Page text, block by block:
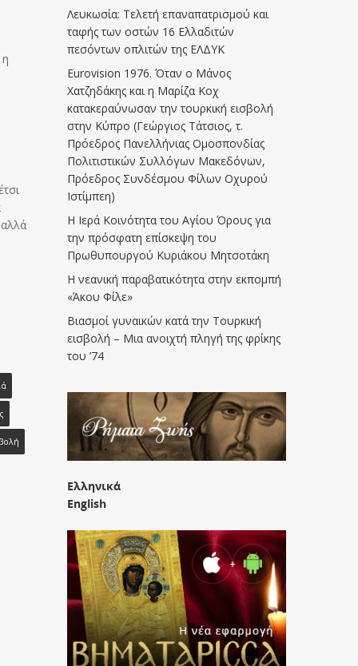
Λευκωσία: Τελετή επαναπατρισμού και
ταφής των οστών 16 Ελλαδιτών
πεσόντων οπλιτών της ΕΛΔΥΚ
Eurovision 1976. Όταν ο Μάνος
Χατζηδάκης και η Μαρίζα Κοχ
κατακεραύνωσαν την τουρκική εισβολή
στην Κύπρο (Γεώργιος Τάτσιος, τ.
Πρόεδρος Πανελλήνιας Ομοσπονδίας
Πολιτιστικών Συλλόγων Μακεδόνων,
Πρόεδρος Συνδέσμου Φίλων Οχυρού
Ιστίμπεη)
Η Ιερά Κοινότητα του Αγίου Όρους για
την πρόσφατη επίσκεψη του
Πρωθυπουργού Κυριάκου Μητσοτάκη
Η νεανική παραβατικότητα στην εκπομπή
«Άκου Φίλε»
Βιασμοί γυναικών κατά την Τουρκική
εισβολή – Μια ανοιχτή πληγή της φρίκης
του ’74
Ελληνικά
English